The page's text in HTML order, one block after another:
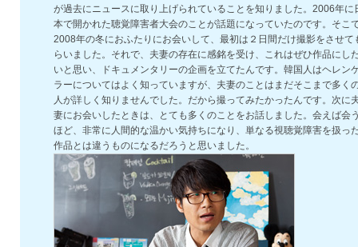
が過去にニュースに取り上げられていることを知りました。2006年に
本で開かれた聴覚障害者大会のことが話題になっていたのです。そこ
2008年の冬におふたりにお会いして、最初は２日間だけ撮影をさせて
らいました。それで、夫妻の存在に感銘を受け、これはぜひ作品にし
いと思い、ドキュメンタリーの企画を立てたんです。韓国人はヘレン
ラーについてはよく知っていますが、夫妻のことはまだそこまで多く
人が詳しく知りませんでした。だから撮ってみたかったんです。次に
妻にお会いしたときは、とても多くのことをお話しました。会えば会
ほど、非常に人間的な温かい気持ちになり、単なる視聴覚障害を扱っ
作品とは違うものになるだろうと思いました。